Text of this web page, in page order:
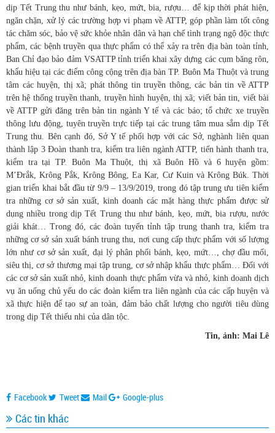
dịp Tết Trung thu như bánh, kẹo, mứt, bia, rượu… để kịp thời phát hiện,
ngăn chặn, xử lý các trường hợp vi phạm về ATTP, góp phần làm tốt công
tác chăm sóc, bảo vệ sức khỏe nhân dân và hạn chế tình trạng ngộ độc thực
phẩm, các bệnh truyền qua thực phẩm có thể xảy ra trên địa bàn toàn tỉnh,
Ban Chỉ đạo bảo đảm VSATTP tỉnh triển khai xây dựng các cụm băng rôn,
khẩu hiệu tại các điểm công cộng trên địa bàn TP. Buôn Ma Thuột và trung
tâm các huyện, thị xã; phát thông tin truyền thông, các bản tin về ATTP
trên hệ thống truyền thanh, truyền hình huyện, thị xã; viết bản tin, viết bài
về ATTP gửi đăng trên bản tin ngành Y tế và các báo; tổ chức xe truyền
thông lưu động, tuyên truyền trực tiếp tại các trung tâm mua sắm dịp Tết
Trung thu. Bên cạnh đó, Sở Y tế phối hợp với các Sở, nghành liên quan
thành lập 3 Đoàn thanh tra, kiểm tra liên ngành ATTP, tiến hành thanh tra,
kiểm tra tại TP. Buôn Ma Thuột, thị xã Buôn Hồ và 6 huyện gồm:
M’Đrắk, Krông Pắk, Krông Bông, Ea Kar, Cư Kuin và Krông Búk. Thời
gian triển khai bắt đầu từ 9/9 – 13/9/2019, trong đó tập trung ưu tiên kiểm
tra những cơ sở sản xuất, kinh doanh các mặt hàng thực phẩm được sử
dụng nhiều trong dịp Tết Trung thu như bánh, kẹo, mứt, bia rượu, nước
giải khát… Trong đó, các đoàn tuyến tỉnh tập trung thanh tra, kiểm tra
những cơ sở sản xuất bánh trung thu, nơi cung cấp thực phẩm với số lượng
lớn như cơ sở sản xuất, đại lý phân phối bánh, kẹo, mứt…, chợ đầu mối,
siêu thị, cơ sở thương mại tập trung, cơ sở nhập khẩu thực phẩm… Đối với
các cơ sở sản xuất nhỏ, kinh doanh thực phẩm vừa và nhỏ, kinh doanh dịch
vụ ăn uống chủ yếu do các đoàn kiểm tra liên ngành của các cấp huyện và
xã thực hiện để tạo sự an toàn, đảm bảo chất lượng cho người tiêu dùng
trong dịp Tết thiếu nhi của dân tộc.
Tin, ảnh: Mai Lê
Facebook Tweet Mail Google-plus
Các tin khác